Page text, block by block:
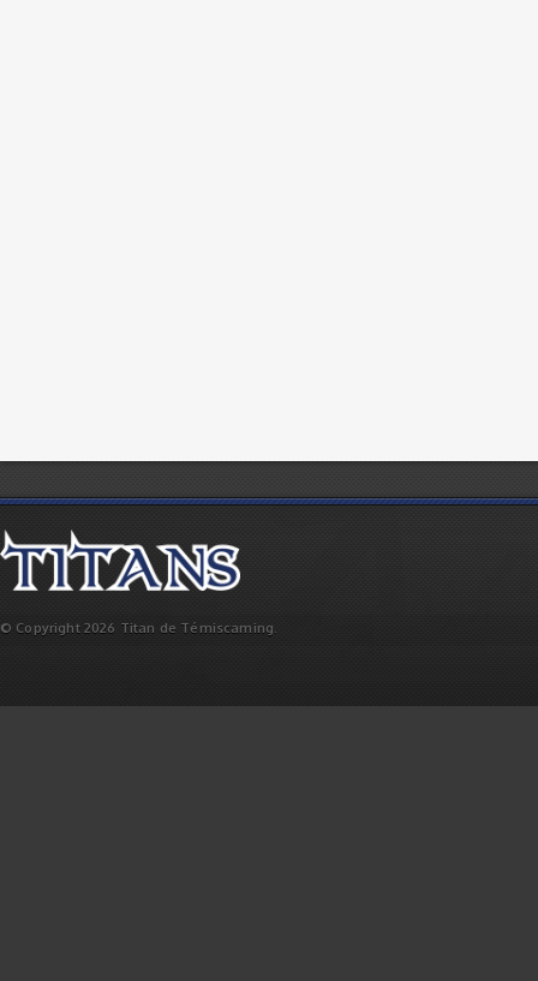
© Copyright 2026 Titan de Témiscaming.